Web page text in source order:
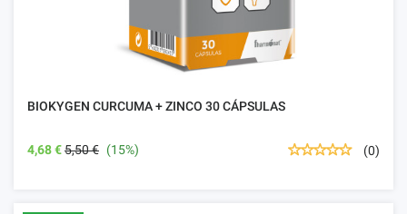
BIOKYGEN CURCUMA + ZINCO 30 CÁPSULAS
4,68 €5,50 € (15%) (0)